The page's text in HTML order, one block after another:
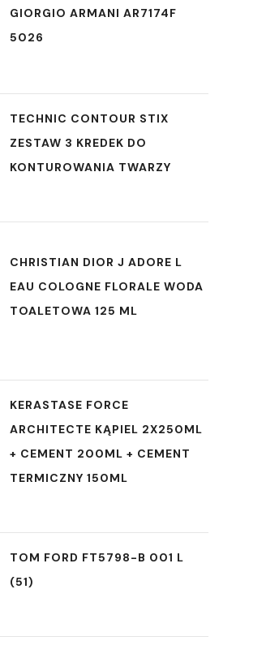
GIORGIO ARMANI AR7174F
5026
TECHNIC CONTOUR STIX
ZESTAW 3 KREDEK DO
KONTUROWANIA TWARZY
CHRISTIAN DIOR J ADORE L
EAU COLOGNE FLORALE WODA
TOALETOWA 125 ML
KERASTASE FORCE
ARCHITECTE KĄPIEL 2X250ML
+ CEMENT 200ML + CEMENT
TERMICZNY 150ML
TOM FORD FT5798-B 001 L
(51)